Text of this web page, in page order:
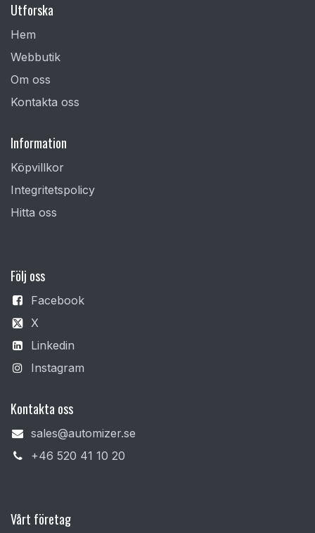
Utforska
Hem
Webbutik
Om oss
Kontakta oss
Information
Köpvillkor
Integritetspolicy
Hitta oss
Följ oss
Facebook
X
Linkedin
Instagram
Kontakta oss
sales@automizer.se
+4​6 520 41 10 20​
Vårt företag